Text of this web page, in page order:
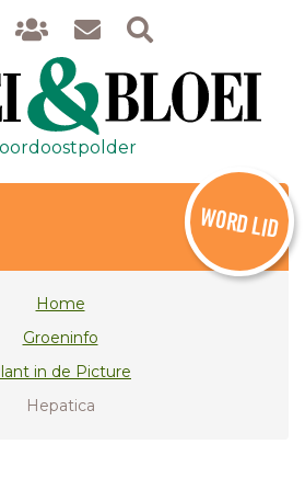
WORD LID
Home
Groeninfo
in de Picture
Hepatica